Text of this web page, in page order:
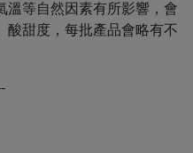
溫等自然因素有所影響，會
酸甜度，每批產品會略有不